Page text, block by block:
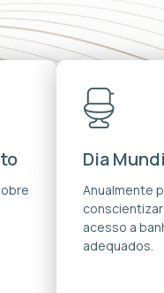
Dia
Anualmente
acesso a
adequados.